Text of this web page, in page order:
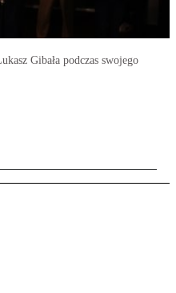
Gibała podczas swojego